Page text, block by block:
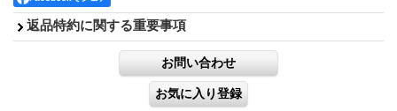
返品特約に関する重要事項